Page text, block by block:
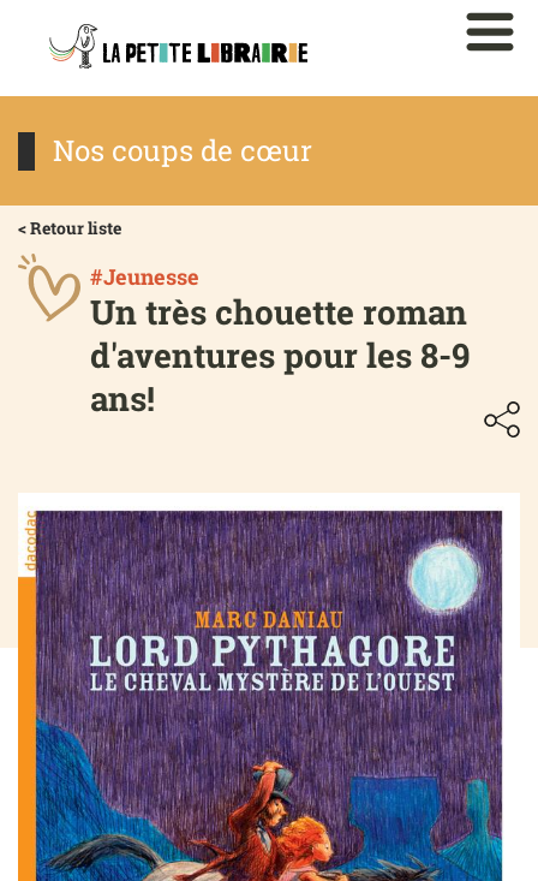
Nos coups de cœur
< Retour liste
#Jeunesse
Un très chouette roman
d'aventures pour les 8-9
ans!